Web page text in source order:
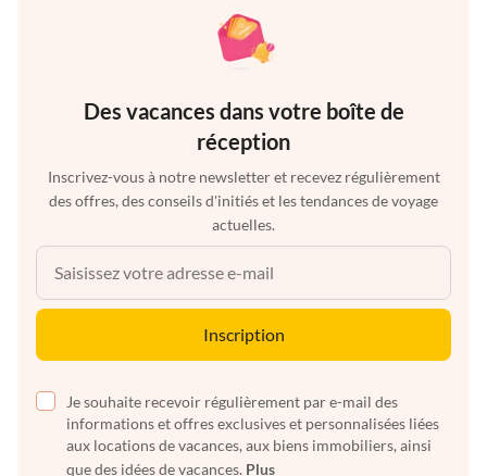
Des vacances dans votre boîte de
réception
Inscrivez-vous à notre newsletter et recevez régulièrement
des offres, des conseils d'initiés et les tendances de voyage
actuelles.
Inscription
Je souhaite recevoir régulièrement par e-mail des
informations et offres exclusives et personnalisées liées
aux locations de vacances, aux biens immobiliers, ainsi
que des idées de vacances. Plus